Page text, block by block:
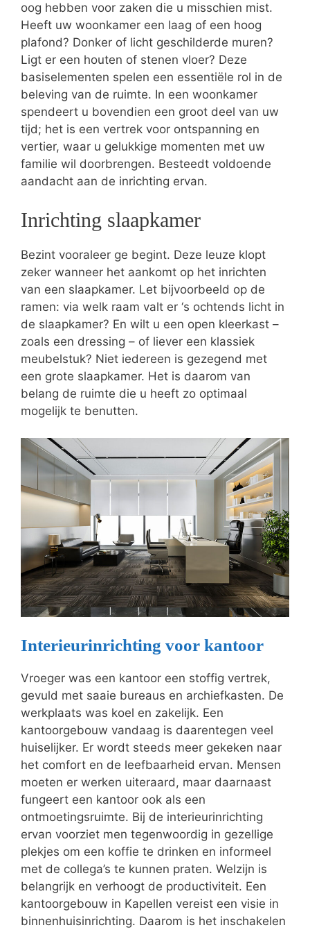
oog hebben voor zaken die u misschien mist.
Heeft uw woonkamer een laag of een hoog
plafond? Donker of licht geschilderde muren?
Ligt er een houten of stenen vloer? Deze
basiselementen spelen een essentiële rol in de
beleving van de ruimte. In een woonkamer
spendeert u bovendien een groot deel van uw
tijd; het is een vertrek voor ontspanning en
vertier, waar u gelukkige momenten met uw
familie wil doorbrengen. Besteedt voldoende
aandacht aan de inrichting ervan.
Inrichting slaapkamer
Bezint vooraleer ge begint. Deze leuze klopt
zeker wanneer het aankomt op het inrichten
van een slaapkamer. Let bijvoorbeeld op de
ramen: via welk raam valt er ‘s ochtends licht in
de slaapkamer? En wilt u een open kleerkast –
zoals een dressing – of liever een klassiek
meubelstuk? Niet iedereen is gezegend met
een grote slaapkamer. Het is daarom van
belang de ruimte die u heeft zo optimaal
mogelijk te benutten.
Interieurinrichting voor kantoor
Vroeger was een kantoor een stoffig vertrek,
gevuld met saaie bureaus en archiefkasten. De
werkplaats was koel en zakelijk. Een
kantoorgebouw vandaag is daarentegen veel
huiselijker. Er wordt steeds meer gekeken naar
het comfort en de leefbaarheid ervan. Mensen
moeten er werken uiteraard, maar daarnaast
fungeert een kantoor ook als een
ontmoetingsruimte. Bij de interieurinrichting
ervan voorziet men tegenwoordig in gezellige
plekjes om een koffie te drinken en informeel
met de collega’s te kunnen praten. Welzijn is
belangrijk en verhoogt de productiviteit. Een
kantoorgebouw in Kapellen vereist een visie in
binnenhuisinrichting. Daarom is het inschakelen